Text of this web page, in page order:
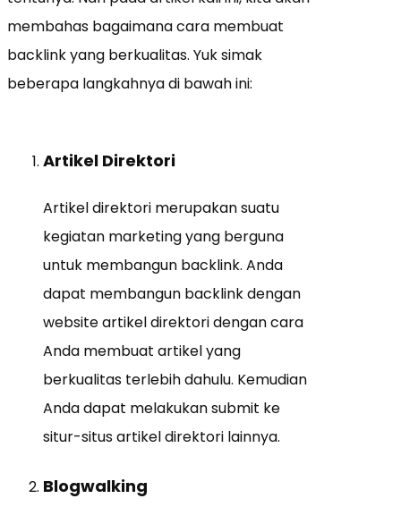
membahas bagaimana cara membuat
backlink yang berkualitas. Yuk simak
beberapa langkahnya di bawah ini:
Artikel Direktori
Artikel direktori merupakan suatu
kegiatan marketing yang berguna
untuk membangun backlink. Anda
dapat membangun backlink dengan
website artikel direktori dengan cara
Anda membuat artikel yang
berkualitas terlebih dahulu. Kemudian
Anda dapat melakukan submit ke
situr-situs artikel direktori lainnya.
Blogwalking